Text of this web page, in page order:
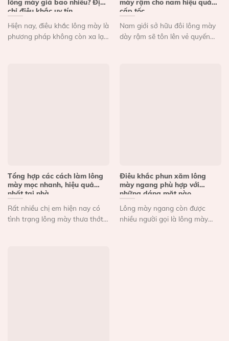
lông mày giá bao nhiêu? Địa
chỉ điêu khắc uy tín
Hiện nay, điêu khắc lông mày là
phương pháp không còn xa lạ
mày rậm cho nam hiệu quả
cấp tốc
Nam giới sở hữu đôi lông mày
dày rậm sẽ tôn lên vẻ quyến
Tổng hợp các cách làm lông
mày mọc nhanh, hiệu quả
nhất tại nhà
Rất nhiều chị em hiện nay có
tình trạng lông mày thưa thớt
Điêu khắc phun xăm lông
mày ngang phù hợp với
những dáng mặt nào
Lông mày ngang còn được
nhiều người gọi là lông mày